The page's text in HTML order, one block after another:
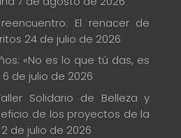
El renacer de
24 de julio de 2026
«No es lo que tú das, es
6 de julio de 2026
Solidario de Belleza y
de los proyectos de la
2 de julio de 2026